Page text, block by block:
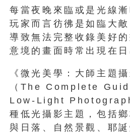
每當夜晚來臨或是光線
玩家而言彷彿是如臨大
導致無法完整收錄美好
意境的畫面時常出現在日
《微光美學：大師主題
（The Complete
Low-Light
種低光攝影主題，包括
與日落、自然景觀、耶